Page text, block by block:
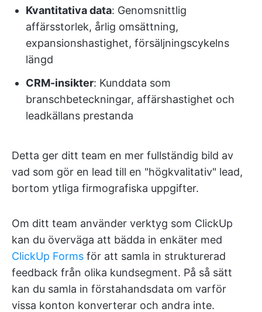
Kvantitativa data: Genomsnittlig
affärsstorlek, årlig omsättning,
expansionshastighet, försäljningscykelns
längd
CRM-insikter: Kunddata som
branschbeteckningar, affärshastighet och
leadkällans prestanda
Detta ger ditt team en mer fullständig bild av
vad som gör en lead till en "högkvalitativ" lead,
bortom ytliga firmografiska uppgifter.
Om ditt team använder verktyg som ClickUp
kan du överväga att bädda in enkäter med
ClickUp Forms för att samla in strukturerad
feedback från olika kundsegment. På så sätt
kan du samla in förstahandsdata om varför
vissa konton konverterar och andra inte.